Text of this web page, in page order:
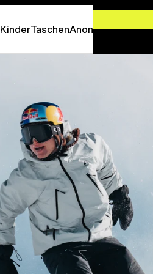
KinderTaschenAnon